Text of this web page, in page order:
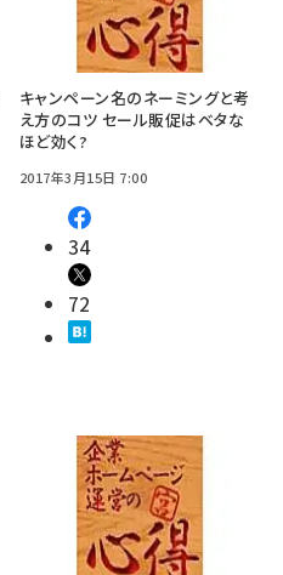
キャンペーン名のネーミングと考
え方のコツ セール販促はベタな
ほど効く?
2017年3月15日 7:00
34
72